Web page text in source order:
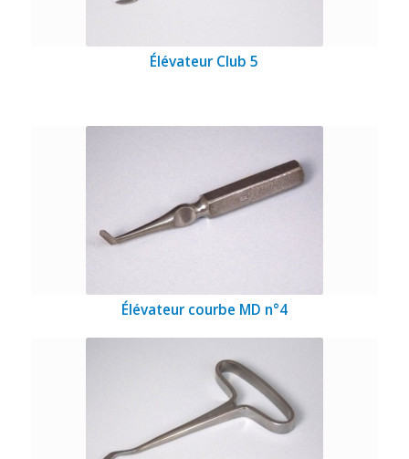
Élévateur Club 5
Élévateur courbe MD n°4